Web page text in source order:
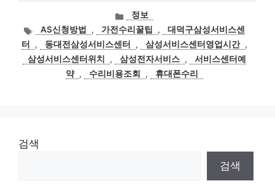
카
테
고
리
정보
태AS신청방법 , 가전수리꿀팁 ,
대덕구삼성서비스센
터
, 동대전삼성서비스센터 , 삼성서비스센터영업시간 ,
삼성서비스센터위치
, 삼성전자서비스 ,
서비스센터예
약 , 수리비용조회 , 휴대폰수리
검색
검색